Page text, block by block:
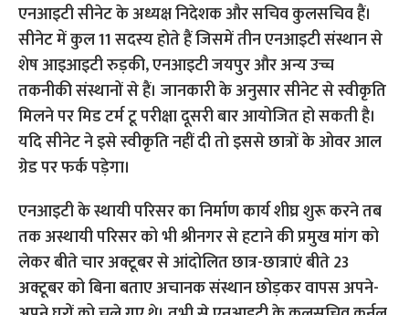
एनआइटी सीनेट के अध्यक्ष निदेशक और सचिव कुलसचिव हैं।
सीनेट में कुल 11 सदस्य होते हैं जिसमें तीन एनआइटी संस्थान से
शेष आइआइटी रुड़की, एनआइटी जयपुर और अन्य उच्च
तकनीकी संस्थानों से हैं। जानकारी के अनुसार सीनेट से स्वीकृति
मिलने पर मिड टर्म टू परीक्षा दूसरी बार आयोजित हो सकती है।
यदि सीनेट ने इसे स्वीकृति नहीं दी तो इससे छात्रों के ओवर आल
ग्रेड पर फर्क पड़ेगा।
एनआइटी के स्थायी परिसर का निर्माण कार्य शीघ्र शुरू करने तब
तक अस्थायी परिसर को भी श्रीनगर से हटाने की प्रमुख मांग को
लेकर बीते चार अक्टूबर से आंदोलित छात्र-छात्राएं बीते 23
अक्टूबर को बिना बताए अचानक संस्थान छोड़कर वापस अपने-